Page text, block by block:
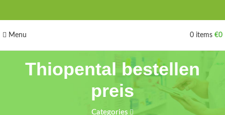
Menu 0 items €0
Thiopental bestellen
preis
Categories